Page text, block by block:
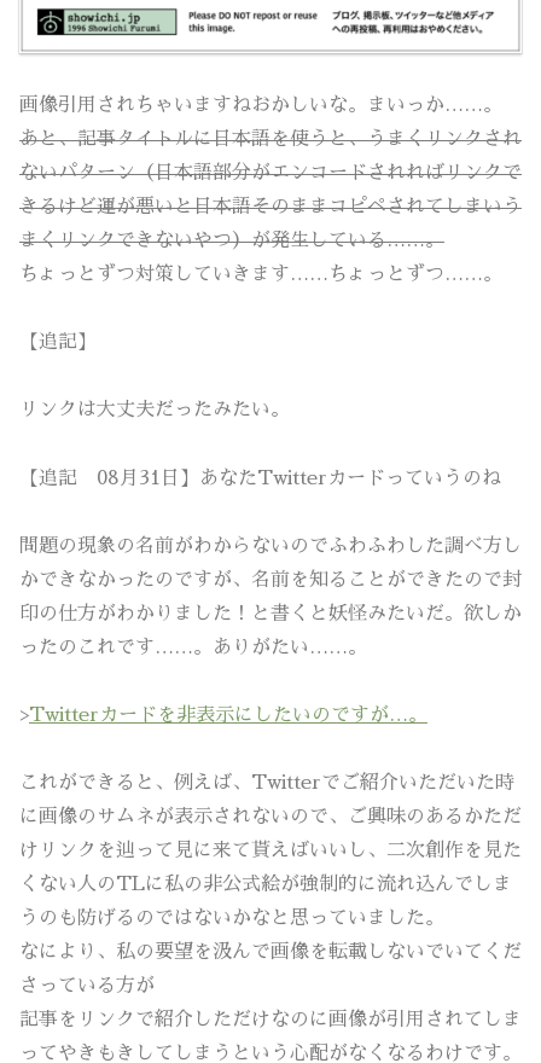
画像引用されちゃいますねおかしいな。まいっか……。
あと、記事タイトルに日本語を使うと、うまくリンクされ
ないパターン（日本語部分がエンコードされればリンクで
きるけど運が悪いと日本語そのままコピペされてしまいう
まくリンクできないやつ）が発生している……。
ちょっとずつ対策していきます……ちょっとずつ……。
【追記】
リンクは大丈夫だったみたい。
【追記 08月31日】あなたTwitterカードっていうのね
問題の現象の名前がわからないのでふわふわした調べ方し
かできなかったのですが、名前を知ることができたので封
印の仕方がわかりました！と書くと妖怪みたいだ。欲しか
ったのこれです……。ありがたい……。
>Twitterカードを非表示にしたいのですが…。
これができると、例えば、Twitterでご紹介いただいた時
に画像のサムネが表示されないので、ご興味のあるかただ
けリンクを辿って見に来て貰えばいいし、二次創作を見た
くない人のTLに私の非公式絵が強制的に流れ込んでしま
うのも防げるのではないかなと思っていました。
なにより、私の要望を汲んで画像を転載しないでいてくだ
さっている方が
記事をリンクで紹介しただけなのに画像が引用されてしま
ってやきもきしてしまうという心配がなくなるわけです。